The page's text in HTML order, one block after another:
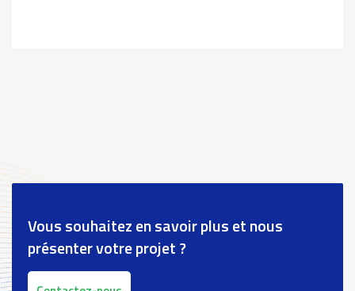
Vous souhaitez en savoir plus et nous
présenter votre projet ?